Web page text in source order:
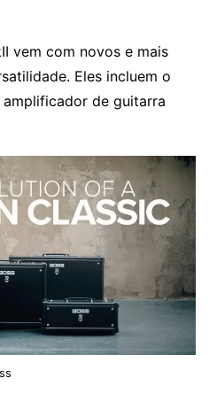
vem com novos e mais
Eles incluem o
de guitarra